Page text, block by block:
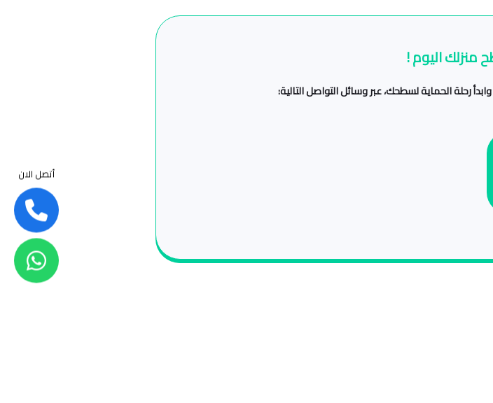
منزلك اليوم !
رحلة الحماية لسطحك، عبر وسائل التواصل التالية:
أتصل الان